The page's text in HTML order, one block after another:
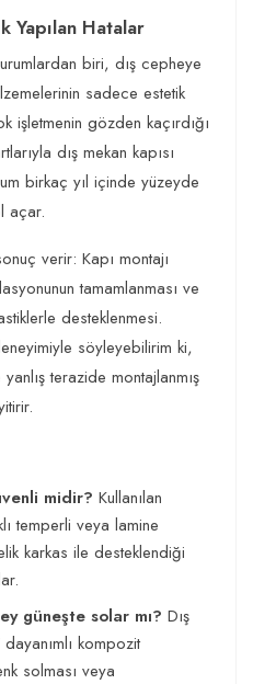
Yapılan Hatalar
biri, dış cepheye
sadece estetik
işletmenin gözden kaçırdığı
dış mekan kapısı
birkaç yıl içinde yüzeyde
açar.
verir: Kapı montajı
tamamlanması ve
desteklenmesi.
söyleyebilirim ki,
terazide montajlanmış
midir? Kullanılan
temperli veya lamine
karkas ile desteklendiği
güneşte solar mı? Dış
kompozit
solması veya